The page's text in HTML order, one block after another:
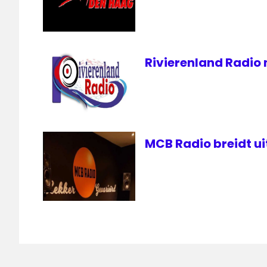
Rivierenland
MCB Radio breidt